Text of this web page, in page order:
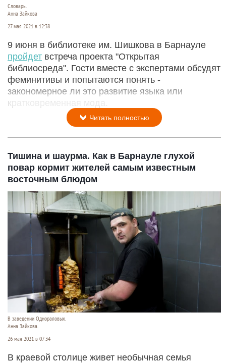
Словарь.
Анна Зайкова
27 мая 2021 в 12:38
9 июня в библиотеке им. Шишкова в Барнауле
пройдет встреча проекта "Открытая
библиосреда". Гости вместе с экспертами обсудят
феминитивы и попытаются понять -
закономерное ли это развитие языка или
кратковременная мода.
Читать полностью
Тишина и шаурма. Как в Барнауле глухой
повар кормит жителей самым известным
восточным блюдом
В заведении Однораловых.
Анна Зайкова.
26 мая 2021 в 07:34
В краевой столице живет необычная семья